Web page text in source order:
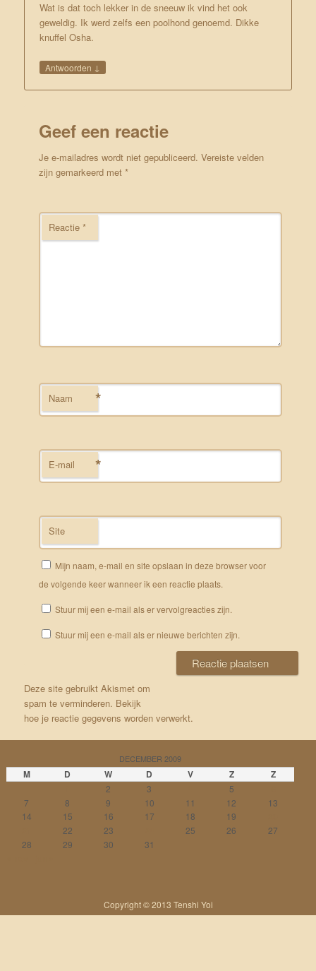
Wat is dat toch lekker in de sneeuw ik vind het ook
geweldig. Ik werd zelfs een poolhond genoemd. Dikke
knuffel Osha.
Antwoorden ↓
Geef een reactie
Je e-mailadres wordt niet gepubliceerd. Vereiste velden
zijn gemarkeerd met*
Reactie*
Naam *
E-mail *
Site
Mijn naam, e-mail en site opslaan in deze browser voor
de volgende keer wanneer ik een reactie plaats.
Stuur mij een e-mail als er vervolgreacties zijn.
Stuur mij een e-mail als er nieuwe berichten zijn.
Deze site gebruikt Akismet om
spam te verminderen. Bekijk
hoe je reactie gegevens worden verwerkt.
DECEMBER 2009
M D W D V Z
Z
2 3 5
7 8 9 10 11 12
13
14
15 16 17 18 19
22 23 25 26
27
28
29 30 31
Copyright © 2013 Tenshi Yoi